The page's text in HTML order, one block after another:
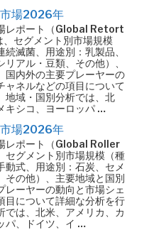
場2026年
レポート（Global Retort
セグメント別市場規模
続滅菌、用途別：乳製品、
アル・豆類、その他）、
国内外の主要プレーヤーの
ャネルなどの項目について
地域・国別分析では、北
キシコ、ヨーロッパ …
市場2026年
レポート（Global Roller
グメント別市場規模（種
動式、用途別：石炭、セメ
その他）、主要地域と国別
ーヤーの動向と市場シェ
目について詳細な分析を行
では、北米、アメリカ、カ
パ、ドイツ、イ …